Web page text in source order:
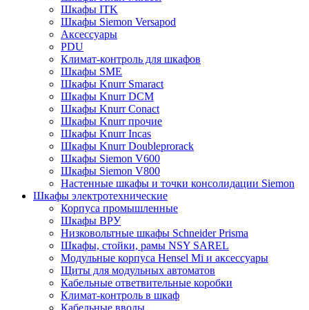
Шкафы ITK
Шкафы Siemon Versapod
Аксессуары
PDU
Климат-контроль для шкафов
Шкафы SME
Шкафы Knurr Smaract
Шкафы Knurr DCM
Шкафы Knurr Conact
Шкафы Knurr прочие
Шкафы Knurr Incas
Шкафы Knurr Doubleprorack
Шкафы Siemon V600
Шкафы Siemon V800
Настенные шкафы и точки консолидации Siemon
Шкафы электротехнические
Корпуса промышленные
Шкафы ВРУ
Низковольтные шкафы Schneider Prisma
Шкафы, стойки, рамы NSY SAREL
Модульные корпуса Hensel Mi и аксессуары
Щиты для модульных автоматов
Кабельные ответвительные коробки
Климат-контроль в шкаф
Кабельные вводы